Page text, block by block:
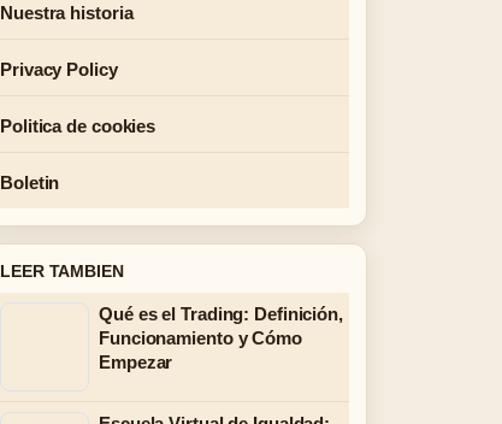
Nuestra historia
Privacy Policy
Politica de cookies
Boletin
LEER TAMBIEN
Qué es el Trading: Definición,
Funcionamiento y Cómo
Empezar